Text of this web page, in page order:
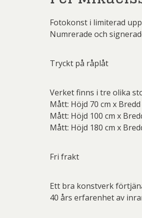
Fotokonst i limiterad
Numrerade och
Tryckt på råplåt
Verket finns i tre olika
Mått: Höjd 70 cm x Bredd
Mått: Höjd 100 cm x
Mått: Höjd 180 cm x
Fri frakt
Ett bra konstverk
40 års erfarenhet av